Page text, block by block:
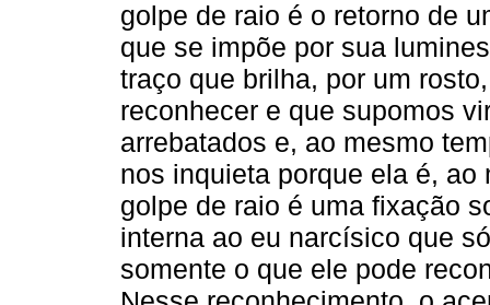
golpe de raio é o retorno de
que se impõe por sua
traço que brilha, por um
reconhecer e que supomos
arrebatados e, ao mesmo
nos inquieta porque ela é,
golpe de raio é uma fixação
interna ao eu narcísico que
somente o que ele pode